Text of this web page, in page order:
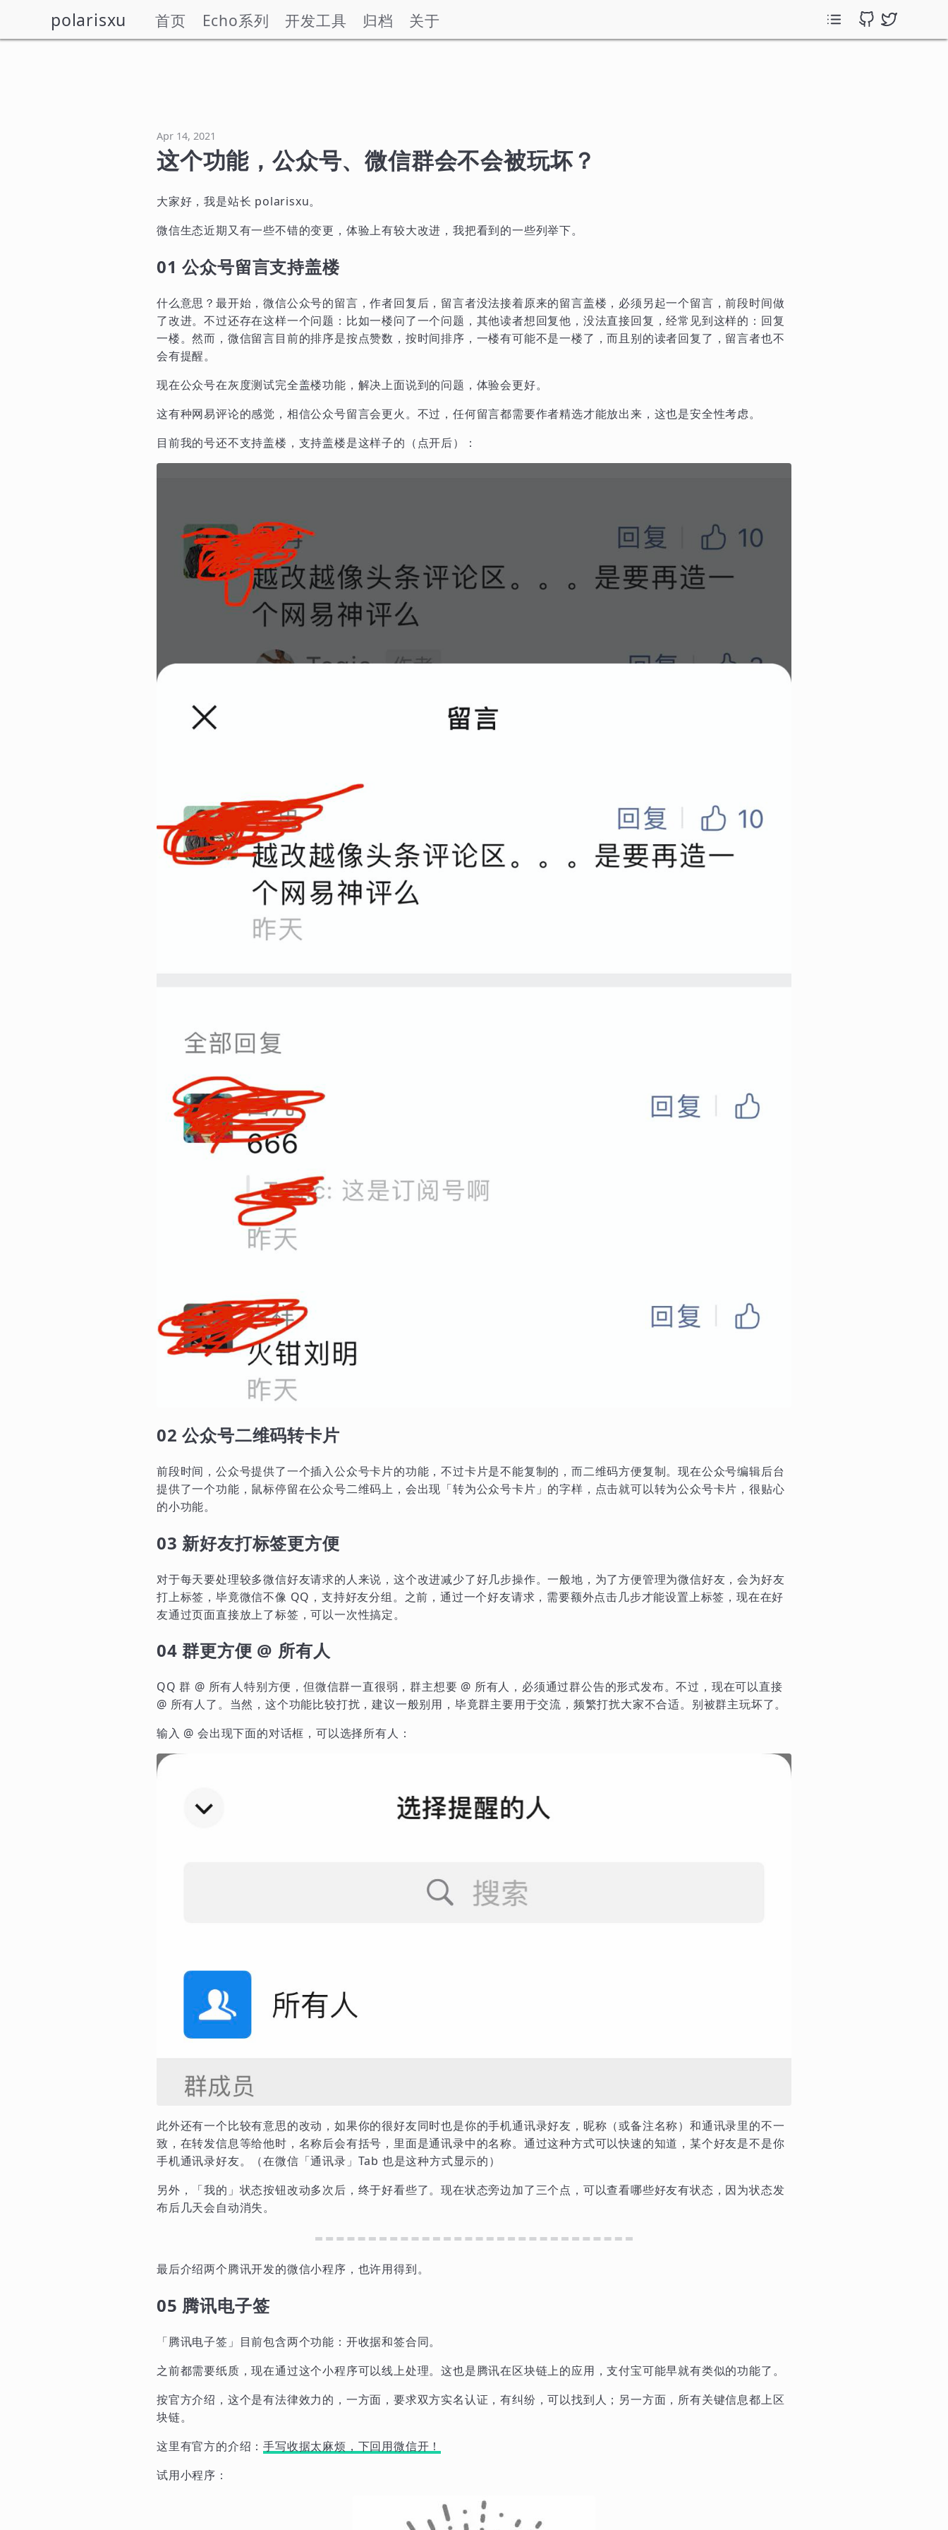
polarisxu 首页 Echo系列 开发工具 归档 关于
Apr 14, 2021
这个功能，公众号、微信群会不会被玩坏？
大家好，我是站长 polarisxu。
微信生态近期又有一些不错的变更，体验上有较大改进，我把看到的一些列举下。
01 公众号留言支持盖楼
什么意思？最开始，微信公众号的留言，作者回复后，留言者没法接着原来的留言盖楼，必须另起一个留言，前段时间做
了改进。不过还存在这样一个问题：比如一楼问了一个问题，其他读者想回复他，没法直接回复，经常见到这样的：回复
一楼。然而，微信留言目前的排序是按点赞数，按时间排序，一楼有可能不是一楼了，而且别的读者回复了，留言者也不
会有提醒。
现在公众号在灰度测试完全盖楼功能，解决上面说到的问题，体验会更好。
这有种网易评论的感觉，相信公众号留言会更火。不过，任何留言都需要作者精选才能放出来，这也是安全性考虑。
目前我的号还不支持盖楼，支持盖楼是这样子的（点开后）：
02 公众号二维码转卡片
前段时间，公众号提供了一个插入公众号卡片的功能，不过卡片是不能复制的，而二维码方便复制。现在公众号编辑后台
提供了一个功能，鼠标停留在公众号二维码上，会出现「转为公众号卡片」的字样，点击就可以转为公众号卡片，很贴心
的小功能。
03 新好友打标签更方便
对于每天要处理较多微信好友请求的人来说，这个改进减少了好几步操作。一般地，为了方便管理为微信好友，会为好友
打上标签，毕竟微信不像 QQ，支持好友分组。之前，通过一个好友请求，需要额外点击几步才能设置上标签，现在在好
友通过页面直接放上了标签，可以一次性搞定。
04 群更方便 @ 所有人
QQ 群 @ 所有人特别方便，但微信群一直很弱，群主想要 @ 所有人，必须通过群公告的形式发布。不过，现在可以直接
@ 所有人了。当然，这个功能比较打扰，建议一般别用，毕竟群主要用于交流，频繁打扰大家不合适。别被群主玩坏了。
输入 @ 会出现下面的对话框，可以选择所有人：
此外还有一个比较有意思的改动，如果你的很好友同时也是你的手机通讯录好友，昵称（或备注名称）和通讯录里的不一
致，在转发信息等给他时，名称后会有括号，里面是通讯录中的名称。通过这种方式可以快速的知道，某个好友是不是你
手机通讯录好友。（在微信「通讯录」Tab 也是这种方式显示的）
另外，「我的」状态按钮改动多次后，终于好看些了。现在状态旁边加了三个点，可以查看哪些好友有状态，因为状态发
布后几天会自动消失。
最后介绍两个腾讯开发的微信小程序，也许用得到。
05 腾讯电子签
「腾讯电子签」目前包含两个功能：开收据和签合同。
之前都需要纸质，现在通过这个小程序可以线上处理。这也是腾讯在区块链上的应用，支付宝可能早就有类似的功能了。
按官方介绍，这个是有法律效力的，一方面，要求双方实名认证，有纠纷，可以找到人；另一方面，所有关键信息都上区
块链。
这里有官方的介绍：手写收据太麻烦，下回用微信开！
试用小程序：